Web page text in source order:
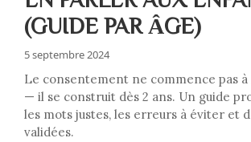
(GUIDE PAR ÂGE)
5 septembre 2024
Le consentement ne commence pas à
— il se construit dès 2 ans. Un guide
les mots justes, les erreurs à éviter et
validées.